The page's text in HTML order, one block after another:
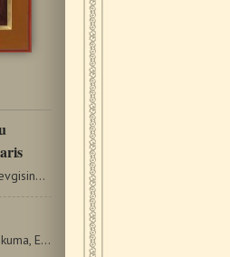
Mısralar: Dünya sevgisinden kaçıp, ey Maris, İlahi bir…
Bugünkü Elçisel okuma, Elçi Pavlus’un Efes Kilisesi’nin…